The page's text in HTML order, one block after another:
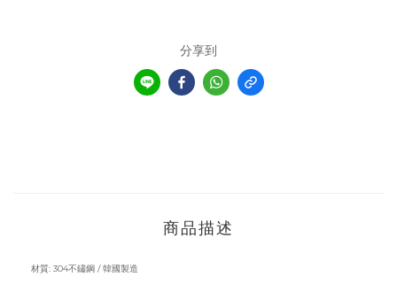
分享到
商品描述
材質: 304不鏽鋼 / 韓國製造